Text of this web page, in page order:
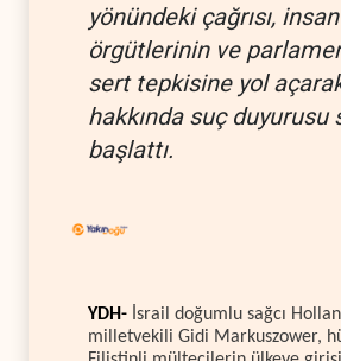
yönündeki çağrısı,
örgütlerinin ve
sert tepkisine yol
hakkında suç duyurusu
başlattı.
YDH- İsrail doğumlu sağcı
milletvekili Gidi Markuszower,